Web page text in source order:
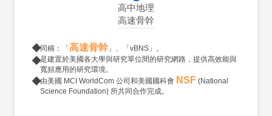
高中地理
高速骨幹
同稱：「 高速骨幹 」、「vBNS」。
是建置於美國各大學與研究單位間的研究網路，提供高效能與
寬頻應用的研究環境。
由美國 MCI WorldCom 公司和美國國科會 NSF (National
Science Foundation) 所共同合作完成。